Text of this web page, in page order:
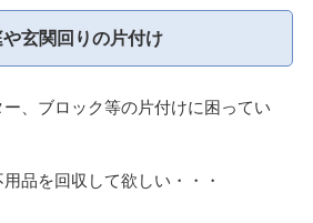
や玄関回りの片付け
、ブロック等の片付けに困ってい
品を回収して欲しい・・・